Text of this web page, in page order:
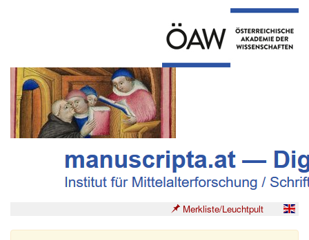
Merkliste/Leuchtpult